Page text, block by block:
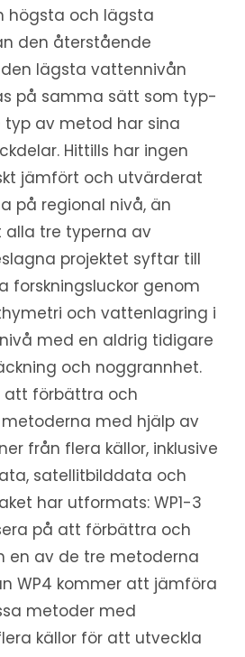
högsta och lägsta
den återstående
lägsta vattennivån
på samma sätt som typ-
typ av metod har sina
Hittills har ingen
jämfört och utvärderat
på regional nivå, än
tre typerna av
projektet syftar till
forskningsluckor genom
och vattenlagring i
med en aldrig tidigare
och noggrannhet.
att förbättra och
med hjälp av
från flera källor, inklusive
satellitbilddata och
har utformats: WP1-3
på att förbättra och
en av de tre metoderna
WP4 kommer att jämföra
metoder med
källor för att utveckla